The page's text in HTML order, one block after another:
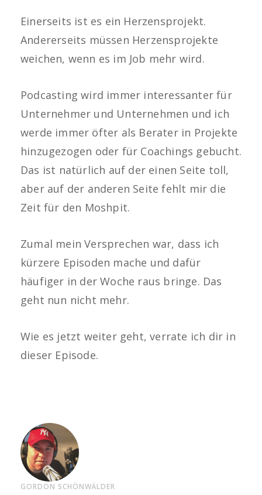
Einerseits ist es ein Herzensprojekt.
Andererseits müssen Herzensprojekte
weichen, wenn es im Job mehr wird.
Podcasting wird immer interessanter für
Unternehmer und Unternehmen und ich
werde immer öfter als Berater in Projekte
hinzugezogen oder für Coachings gebucht.
Das ist natürlich auf der einen Seite toll,
aber auf der anderen Seite fehlt mir die
Zeit für den Moshpit.
Zumal mein Versprechen war, dass ich
kürzere Episoden mache und dafür
häufiger in der Woche raus bringe. Das
geht nun nicht mehr.
Wie es jetzt weiter geht, verrate ich dir in
dieser Episode.
GORDON SCHÖNWÄLDER